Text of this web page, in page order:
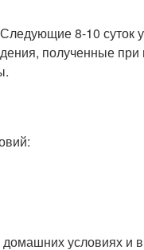
8-10 суток
полученные
условиях